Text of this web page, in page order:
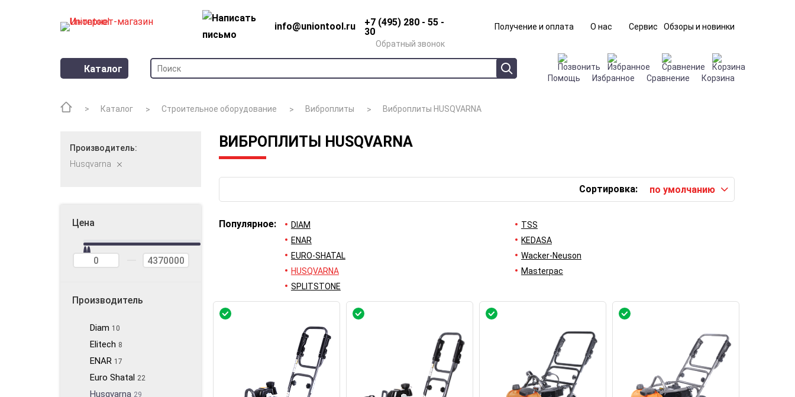
info@uniontool.ru
+7 (495) 280 - 55 -
30
Обратный звонок
Получение и оплата О нас Сервис Обзоры и новинки
Каталог
Помощь Избранное Сравнение Корзина
Каталог Строительное оборудование Виброплиты Виброплиты HUSQVARNA
Производитель:
Husqvarna
Цена
Производитель
Diam 10
Elitech 8
ENAR 17
Euro Shatal 22
Husqvarna 29
Популярное:
DIAM
ENAR
EURO-SHATAL
HUSQVARNA
SPLITSTONE
TSS
KEDASA
Wacker-Neuson
Masterpac
ВИБРОПЛИТЫ HUSQVARNA
Сортировка: по умолчанию